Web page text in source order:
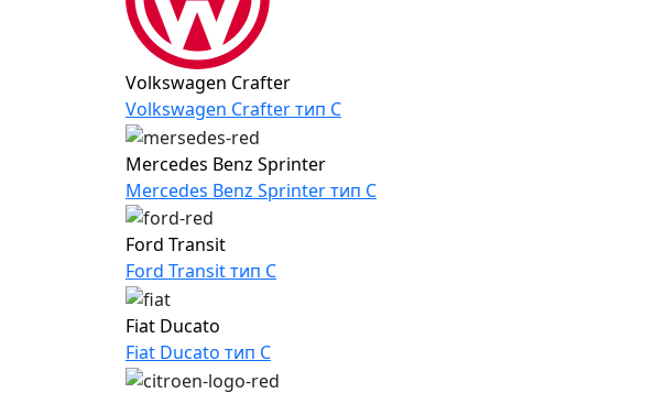
Volkswagen Crafter
Volkswagen Crafter тип C
Mercedes Benz Sprinter
Mercedes Benz Sprinter тип C
Ford Transit
Ford Transit тип C
Fiat Ducato
Fiat Ducato тип C